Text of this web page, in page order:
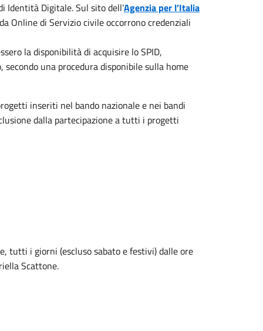
Identità Digitale. Sul sito dell’Agenzia per l’Italia
Online di Servizio civile occorrono credenziali
la disponibilità di acquisire lo SPID,
una procedura disponibile sulla home
inseriti nel bando nazionale e nei bandi
dalla partecipazione a tutti i progetti
tutti i giorni (escluso sabato e festivi) dalle ore
Scattone.